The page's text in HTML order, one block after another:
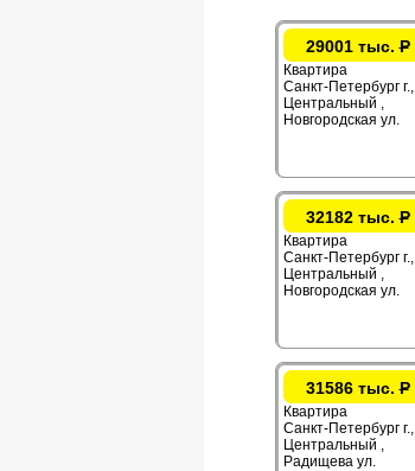
29001 тыс.Р
Квартира
Санкт-Петербург г.,
Центральный ,
Новгородская ул.
32182 тыс.Р
Квартира
Санкт-Петербург г.,
Центральный ,
Новгородская ул.
31586 тыс.Р
Квартира
Санкт-Петербург г.,
Центральный ,
Радищева ул.